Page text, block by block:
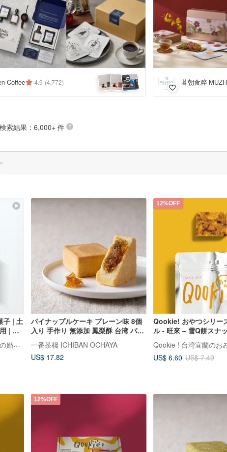
Coffee 4.9 (4,772) +5 暮朝食粹
索結果：6,000+ 件
子 | 土
| ギ
開璽 カイシー｜百年続く伝統の婚礼菓子
パイナップルケーキ プレーン味 8個
入り 手作り 無添加 鳳梨酥 台湾 パイ
ナップル 繊維【一番茶棧】
一番茶棧 ICHIBAN OCHAYA
US$ 17.82
12%OFF
Qookie! おやつシリー
ル - 旺來 – 雪Q餅スナ
120g
US$ 6.60 US$ 7.49
12%OFF